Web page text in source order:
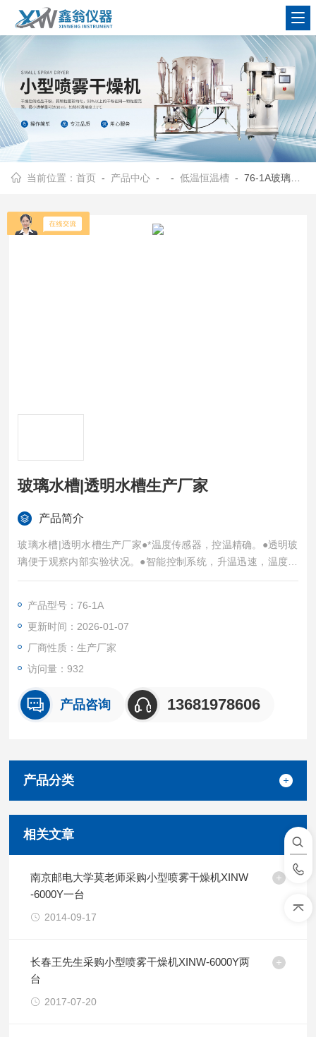
查看更多
当前位置：首页 - 产品中心 - -低温恒温槽 - 76-1A玻璃水槽|透明水槽生产厂家
玻璃水槽|透明水槽生产厂家
产品简介
玻璃水槽|透明水槽生产厂家●*温度传感器，控温精确。●透明玻
璃便于观察内部实验状况。●智能控制系统，升温迅速，温度稳
定。●温度数字显示，直观明了。●电动搅拌机使水槽内部水温均
产品型号：76-1A
更新时间：2026-01-07
厂商性质：生产厂家
访问量：932
产品咨询 13681978606
产品分类
相关文章
南京邮电大学莫老师采购小型喷雾干燥机XINW
-6000Y一台
2014-09-17
长春王先生采购小型喷雾干燥机XINW-6000Y两
台
2017-07-20